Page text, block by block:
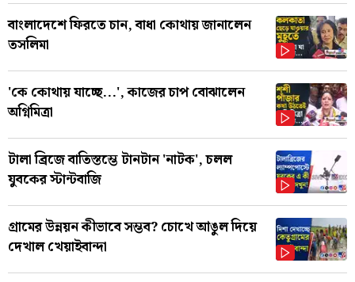
বাংলাদেশে ফিরতে চান, বাধা কোথায় জানালেন
তসলিমা
'কে কোথায় যাচ্ছে...', কাজের চাপ বোঝালেন
অগ্নিমিত্রা
টালা ব্রিজে বাতিস্তম্ভে টানটান 'নাটক', চলল
যুবকের স্টান্টবাজি
গ্রামের উন্নয়ন কীভাবে সম্ভব? চোখে আঙুল দিয়ে
দেখাল খেয়াইবান্দা